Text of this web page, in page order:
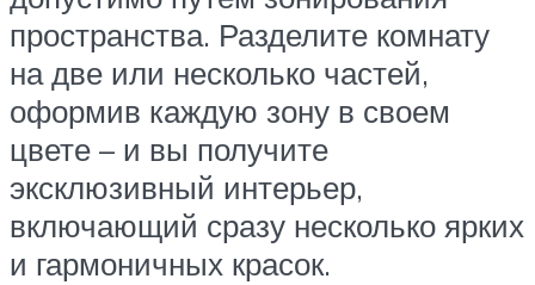
пространства. Разделите комнату
на две или несколько частей,
оформив каждую зону в своем
цвете – и вы получите
эксклюзивный интерьер,
включающий сразу несколько ярких
и гармоничных красок.